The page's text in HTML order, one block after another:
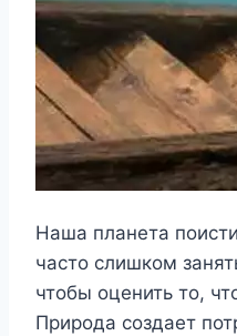
Наша планета
часто слишком
чтобы оценить то,
Природа создает